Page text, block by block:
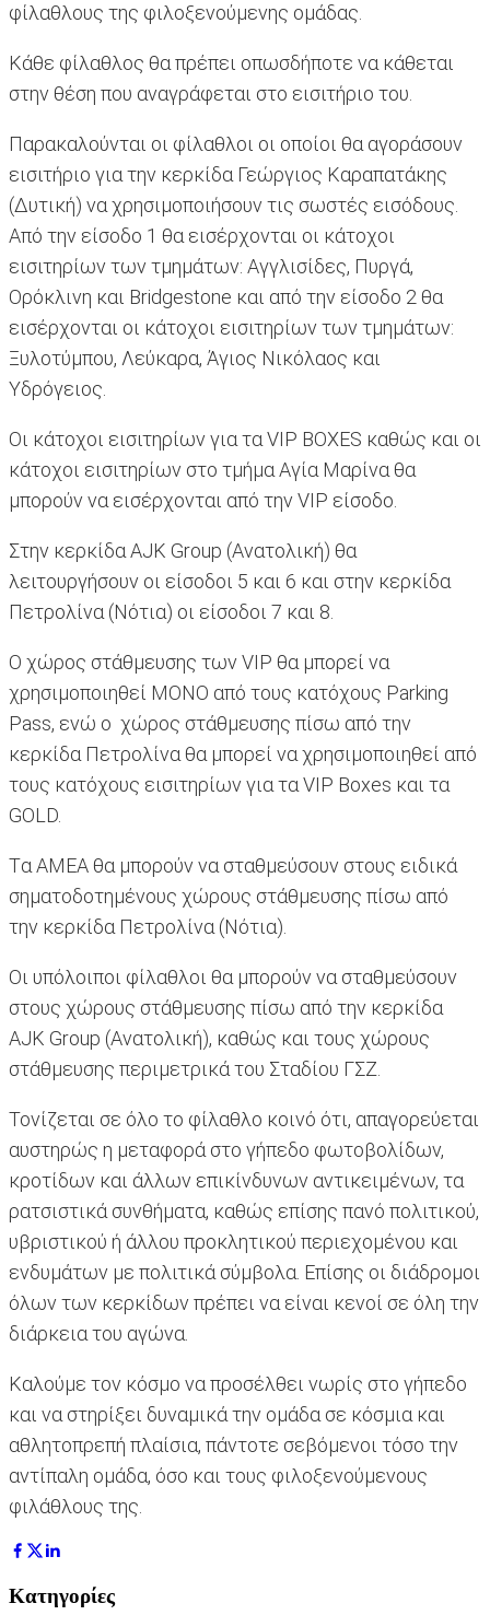
φίλαθλους της φιλοξενούμενης ομάδας.
Κάθε φίλαθλος θα πρέπει οπωσδήποτε να κάθεται
στην θέση που αναγράφεται στο εισιτήριο του.
Παρακαλούνται οι φίλαθλοι οι οποίοι θα αγοράσουν
εισιτήριο για την κερκίδα Γεώργιος Καραπατάκης
(Δυτική) να χρησιμοποιήσουν τις σωστές εισόδους.
Από την είσοδο 1 θα εισέρχονται οι κάτοχοι
εισιτηρίων των τμημάτων: Αγγλισίδες, Πυργά,
Ορόκλινη και Bridgestone και από την είσοδο 2 θα
εισέρχονται οι κάτοχοι εισιτηρίων των τμημάτων:
Ξυλοτύμπου, Λεύκαρα, Άγιος Νικόλαος και
Υδρόγειος.
Οι κάτοχοι εισιτηρίων για τα VIP BOXES καθώς και οι
κάτοχοι εισιτηρίων στο τμήμα Αγία Μαρίνα θα
μπορούν να εισέρχονται από την VIP είσοδο.
Στην κερκίδα AJK Group (Ανατολική) θα
λειτουργήσουν οι είσοδοι 5 και 6 και στην κερκίδα
Πετρολίνα (Νότια) οι είσοδοι 7 και 8.
Ο χώρος στάθμευσης των VIP θα μπορεί να
χρησιμοποιηθεί ΜΟΝΟ από τους κατόχους Parking
Pass, ενώ ο χώρος στάθμευσης πίσω από την
κερκίδα Πετρολίνα θα μπορεί να χρησιμοποιηθεί από
τους κατόχους εισιτηρίων για τα VIP Boxes και τα
GOLD.
Tα ΑΜΕΑ θα μπορούν να σταθμεύσουν στους ειδικά
σηματοδοτημένους χώρους στάθμευσης πίσω από
την κερκίδα Πετρολίνα (Νότια).
Οι υπόλοιποι φίλαθλοι θα μπορούν να σταθμεύσουν
στους χώρους στάθμευσης πίσω από την κερκίδα
AJK Group (Ανατολική), καθώς και τους χώρους
στάθμευσης περιμετρικά του Σταδίου ΓΣΖ.
Τονίζεται σε όλο το φίλαθλο κοινό ότι, απαγορεύεται
αυστηρώς η μεταφορά στο γήπεδο φωτοβολίδων,
κροτίδων και άλλων επικίνδυνων αντικειμένων, τα
ρατσιστικά συνθήματα, καθώς επίσης πανό πολιτικού,
υβριστικού ή άλλου προκλητικού περιεχομένου και
ενδυμάτων με πολιτικά σύμβολα. Επίσης οι διάδρομοι
όλων των κερκίδων πρέπει να είναι κενοί σε όλη την
διάρκεια του αγώνα.
Καλούμε τον κόσμο να προσέλθει νωρίς στο γήπεδο
και να στηρίξει δυναμικά την ομάδα σε κόσμια και
αθλητοπρεπή πλαίσια, πάντοτε σεβόμενοι τόσο την
αντίπαλη ομάδα, όσο και τους φιλοξενούμενους
φιλάθλους της.
Κατηγορίες